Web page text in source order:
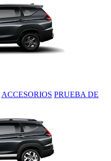
ACCESORIOS PRUEBA DE